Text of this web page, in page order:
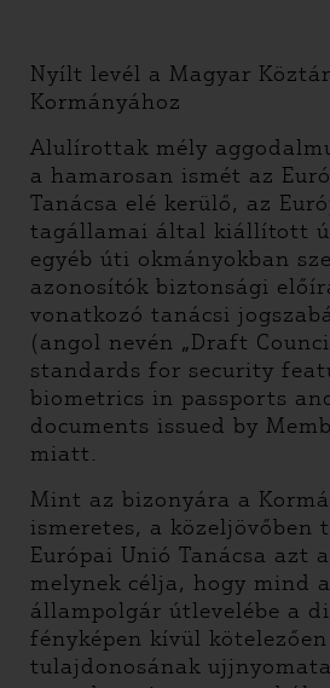
Nyílt levél a Magyar
Kormányához
Alulírottak mély
a hamarosan ismét az
Tanácsa elé kerülő, az
tagállamai által kiállított
egyéb úti okmányokban
azonosítók biztonsági
vonatkozó tanácsi
(angol nevén „Draft
standards for security
biometrics in passports
documents issued by
miatt.
Mint az bizonyára a
ismeretes, a közeljövőben
Európai Unió Tanácsa azt
melynek célja, hogy mind
állampolgár útlevelébe a
fényképen kívül
tulajdonosának